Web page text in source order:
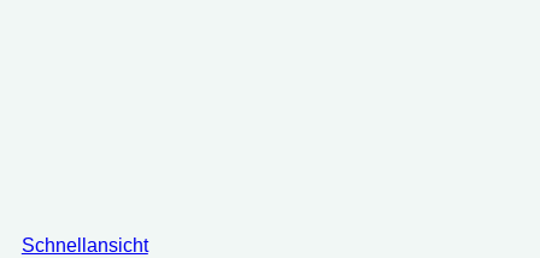
Schnellansicht